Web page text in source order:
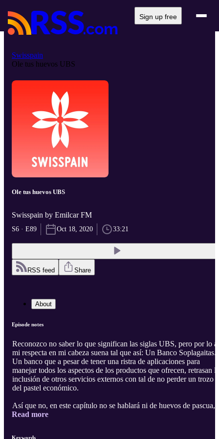
Sign up free
Swisspain
Ole tus huevos UBS
Ole tus huevos UBS
Swisspain by Emilcar FM
S6 · E89 Oct 18, 2020 33:21
RSS feed Share
About
Episode notes
Reconozco no saber lo que significan las siglas UBS, pero por lo a
mi respecta en mi cabeza suena tal que así: Un Banco Soplagaitas.
Un banco que a pesar de tener una ristra de aplicaciones para
manejar todos los aspectos de los productos que ofrecen, retrasan la
inclusión de otros servicios externos con tal de no perder un trozo
del pastel económico.
Así que no, en este capítulo no se hablará ni de huevos de pascua,
los de gallina ni de los Kinder, ni de los de Pokémon, sino de los
Read more
Keywords